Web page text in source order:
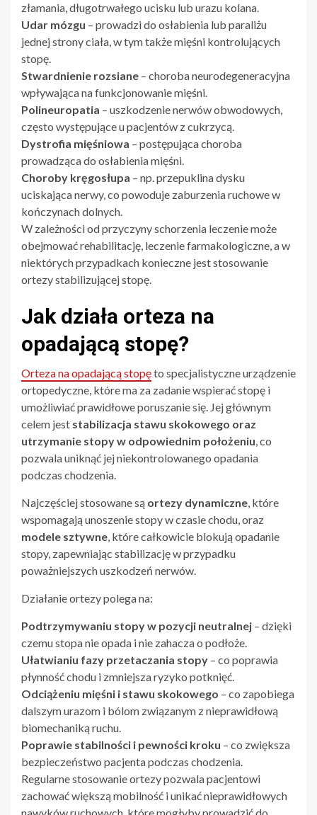
złamania, długotrwałego ucisku lub urazu kolana.
Udar mózgu – prowadzi do osłabienia lub paraliżu
jednej strony ciała, w tym także mięśni kontrolujących
stopę.
Stwardnienie rozsiane – choroba neurodegeneracyjna
wpływająca na funkcjonowanie mięśni.
Polineuropatia – uszkodzenie nerwów obwodowych,
często występujące u pacjentów z cukrzycą.
Dystrofia mięśniowa – postępująca choroba
prowadząca do osłabienia mięśni.
Choroby kręgosłupa – np. przepuklina dysku
uciskająca nerwy, co powoduje zaburzenia ruchowe w
kończynach dolnych.
W zależności od przyczyny schorzenia leczenie może
obejmować rehabilitację, leczenie farmakologiczne, a w
niektórych przypadkach konieczne jest stosowanie
ortezy stabilizującej stopę.
Jak działa orteza na
opadającą stopę?
Orteza na opadającą stopęto specjalistyczne urządzenie
ortopedyczne, które ma za zadanie wspierać stopę i
umożliwiać prawidłowe poruszanie się. Jej głównym
celem jest stabilizacja stawu skokowego oraz
utrzymanie stopy w odpowiednim położeniu, co
pozwala uniknąć jej niekontrolowanego opadania
podczas chodzenia.
Najczęściej stosowane są ortezy dynamiczne, które
wspomagają unoszenie stopy w czasie chodu, oraz
modele sztywne, które całkowicie blokują opadanie
stopy, zapewniając stabilizację w przypadku
poważniejszych uszkodzeń nerwów.
Działanie ortezy polega na:
Podtrzymywaniu stopy w pozycji neutralnej – dzięki
czemu stopa nie opada i nie zahacza o podłoże.
Ułatwianiu fazy przetaczania stopy – co poprawia
płynność chodu i zmniejsza ryzyko potknięć.
Odciążeniu mięśni i stawu skokowego – co zapobiega
dalszym urazom i bólom związanym z nieprawidłową
biomechaniką ruchu.
Poprawie stabilności i pewności kroku – co zwiększa
bezpieczeństwo pacjenta podczas chodzenia.
Regularne stosowanie ortezy pozwala pacjentowi
zachować większą mobilność i unikać nieprawidłowych